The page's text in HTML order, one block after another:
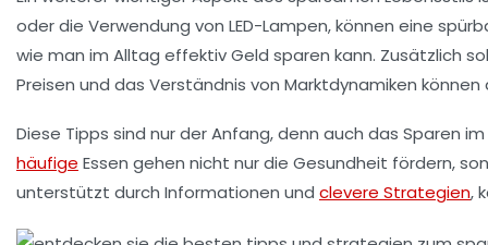
oder die Verwendung von LED-Lampen, können eine
wie man im Alltag effektiv Geld sparen kann. Zusätzlich
Preisen und das Verständnis von Marktdynamiken
Diese Tipps sind nur der Anfang, denn auch das Sparen
häufige Essen gehen nicht nur die Gesundheit fördern,
unterstützt durch Informationen und clevere Strategien,